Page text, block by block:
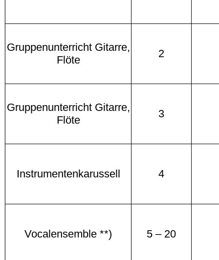
Gruppenunterricht Gitarre,
Flöte
2
Gruppenunterricht Gitarre,
Flöte
3
Instrumentenkarussell 4
Vocalensemble **) 5 – 20